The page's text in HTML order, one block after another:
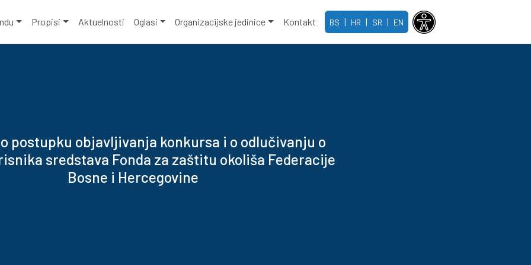
Propisi Aktuelnosti Oglasi Organizacijske jedinice Kontakt BS | HR | SR | EN
postupku objavljivanja konkursa i o odlučivanju o
sredstava Fonda za zaštitu okoliša Federacije
Bosne i Hercegovine